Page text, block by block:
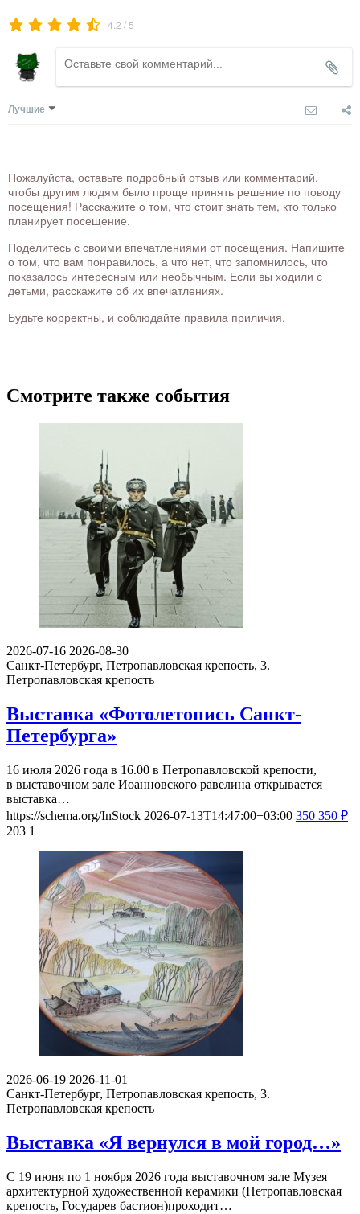
4.2 / 5
Лучшие
Пожалуйста, оставьте подробный отзыв или комментарий,
чтобы другим людям было проще принять решение по поводу
посещения! Расскажите о том, что стоит знать тем, кто только
планирует посещение.
Поделитесь с своими впечатлениями от посещения. Напишите
о том, что вам понравилось, а что нет, что запомнилось, что
показалось интересным или необычным. Если вы ходили с
детьми, расскажите об их впечатлениях.
Будьте корректны, и соблюдайте правила приличия.
Смотрите также события
2026-07-16 2026-08-30
Санкт-Петербург, Петропавловская крепость, 3.
Петропавловская крепость
Выставка «Фотолетопись Санкт-
Петербурга»
16 июля 2026 года в 16.00 в Петропавловской крепости,
в выставочном зале Иоанновского равелина открывается
выставка…
https://schema.org/InStock 2026-07-13T14:47:00+03:00 350 350 ₽
203 1
2026-06-19 2026-11-01
Санкт-Петербург, Петропавловская крепость, 3.
Петропавловская крепость
Выставка «Я вернулся в мой город…»
С 19 июня по 1 ноября 2026 года выставочном зале Музея
архитектурной художественной керамики (Петропавловская
крепость, Государев бастион)проходит…